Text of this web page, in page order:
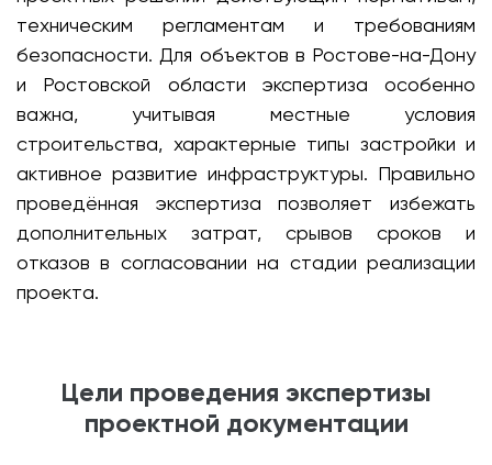
техническим регламентам и требованиям
безопасности. Для объектов в Ростове-на-Дону
и Ростовской области экспертиза особенно
важна, учитывая местные условия
строительства, характерные типы застройки и
активное развитие инфраструктуры. Правильно
проведённая экспертиза позволяет избежать
дополнительных затрат, срывов сроков и
отказов в согласовании на стадии реализации
проекта.
Цели проведения экспертизы
проектной документации